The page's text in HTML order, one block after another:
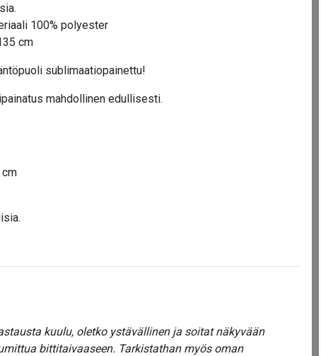
100% polyester
cm
sublimaatiopainettu!
mahdollinen edullisesti.
kuulu, oletko ystävällinen ja soitat näkyvään
bittitaivaaseen. Tarkistathan myös oman